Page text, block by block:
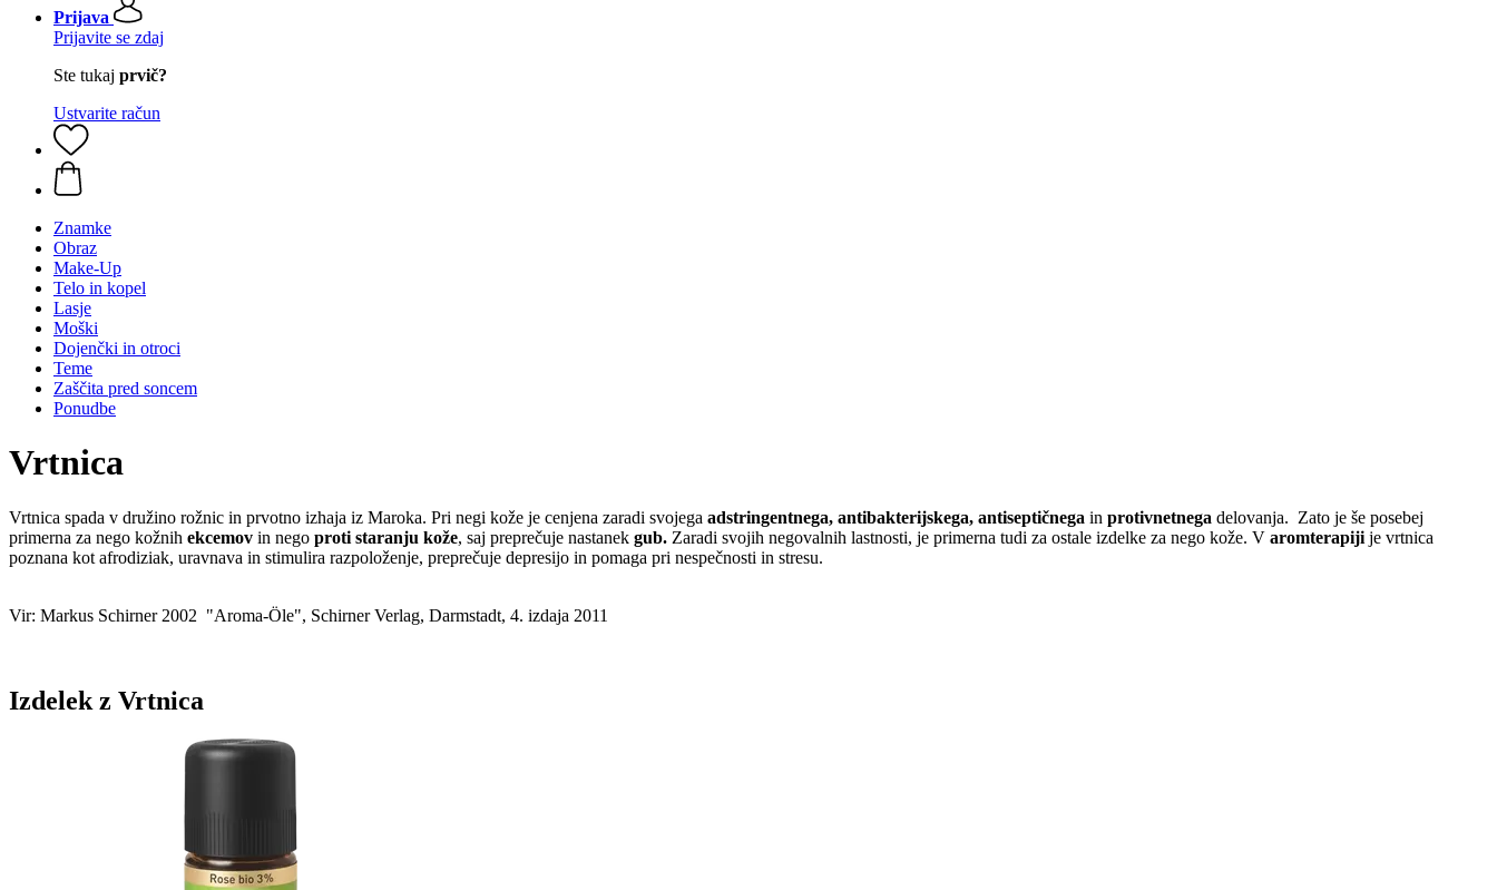
Prijava
Prijavite se zdaj
Ste tukaj prvič?
Ustvarite račun
Znamke
Obraz
Make-Up
Telo in kopel
Lasje
Moški
Dojenčki in otroci
Teme
Zaščita pred soncem
Ponudbe
Vrtnica
Vrtnica spada v družino rožnic in prvotno izhaja iz Maroka. Pri negi kože je cenjena zaradi svojega adstringentnega, antibakterijskega, antiseptičnega in protivnetnega delovanja. Zato je še posebej
primerna za nego kožnih ekcemov in nego proti staranju kože, saj preprečuje nastanek gub. Zaradi svojih negovalnih lastnosti, je primerna tudi za ostale izdelke za nego kože. V aromterapiji je vrtnica
poznana kot afrodiziak, uravnava in stimulira razpoloženje, preprečuje depresijo in pomaga pri nespečnosti in stresu.
Vir: Markus Schirner 2002 "Aroma-Öle", Schirner Verlag, Darmstadt, 4. izdaja 2011
Izdelek z Vrtnica